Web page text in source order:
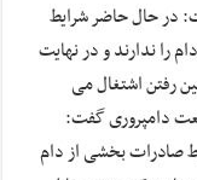
در حال حاضر شرایط
را ندارند و در نهایت
رفتن اشتغال می
دامپروری گفت:
صادرات بخشی از دام